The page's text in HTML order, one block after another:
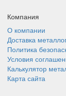
Компания
О компании
Доставка
Политика
Условия
Калькулятор
Карта сайта